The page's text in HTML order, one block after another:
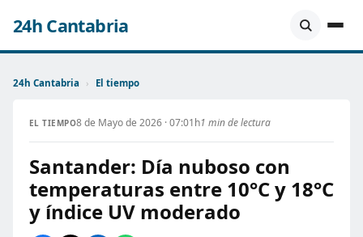
24h Cantabria
24h Cantabria › El tiempo
EL TIEMPO8 de Mayo de 2026 · 07:01h1 min de lectura
Santander: Día nuboso con
temperaturas entre 10°C y 18°C
y índice UV moderado